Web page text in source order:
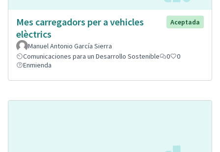
Mes carregadors per a vehicles
elèctrics
Aceptada
Manuel Antonio García Sierra
Comunicaciones para un Desarrollo Sostenible
0
0
Enmienda